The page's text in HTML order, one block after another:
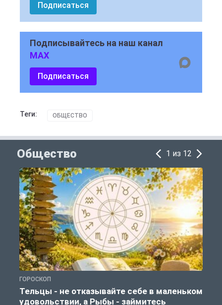
Подписаться
Подписывайтесь на наш канал
MAX
Подписаться
Теги: ОБЩЕСТВО
Общество 1 из 12
ГОРОСКОП
Тельцы - не отказывайте себе в маленьком
удовольствии, а Рыбы - займитесь